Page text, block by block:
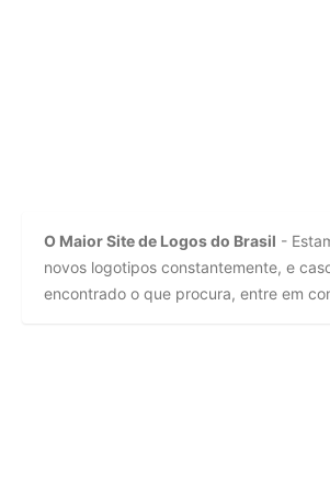
O Maior Site de Logos do Brasil -
novos logotipos constantemente, e
encontrado o que procura, entre em